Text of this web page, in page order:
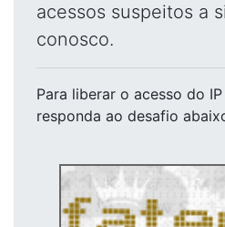
acessos suspeitos a
conosco.
Para liberar o acesso do IP
responda ao desafio